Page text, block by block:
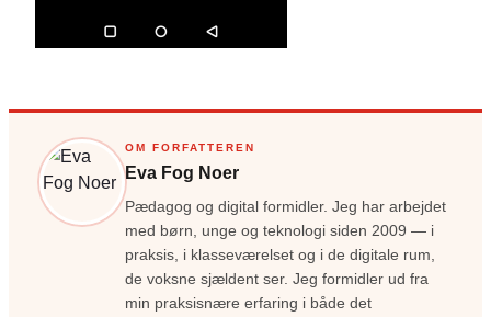
OM FORFATTEREN
Eva Fog Noer
Pædagog og digital formidler. Jeg har arbejdet
med børn, unge og teknologi siden 2009 — i
praksis, i klasseværelset og i de digitale rum,
de voksne sjældent ser. Jeg formidler ud fra
min praksisnære erfaring i både det